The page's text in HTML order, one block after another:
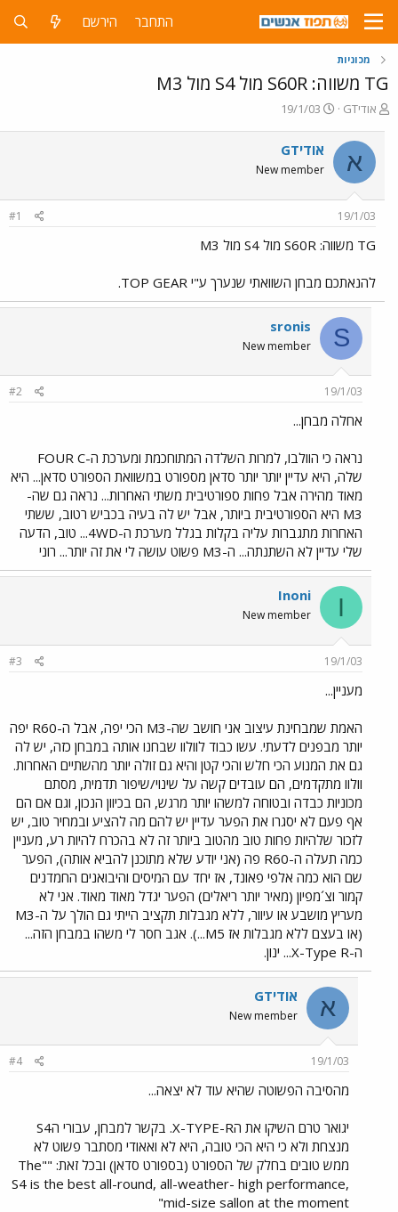
התחבר הירשם
מכוניות
TG משווה: S60R מול S4 מול M3
פ
ח
ה
ו
ש
אודיGT
פ
ס
ם
ת
י
19/1/03
א אודיGT
New member
19/1/03
#1
TG משווה: S60R מול S4 מול M3
להנאתכם מבחן השוואתי שנערך ע"י TOP GEAR.
S
sronis
New member
19/1/03
#2
אחלה מבחן...
נראה כי הוולבו, למרות השלדה המתוחכמת ומערכת ה-FOUR C
שלה, היא עדיין יותר יותר סדאן מספורט במשוואת הספורט סדאן... היא
מאוד מהירה אבל פחות ספורטיבית משתי האחרות... נראה גם שה-
M3 היא הספורטיבית ביותר, אבל יש לה בעיה בכביש רטוב, ששתי
האחרות מתגברות עליה בקלות בגלל מערכת ה-4WD... טוב, הדעה
שלי עדיין לא השתנתה... ה-M3 פשוט עושה לי את זה יותר... רוני
I
Inoni
New member
19/1/03
#3
מעניין...
האמת שמבחינת עיצוב אני חושב שה-M3 הכי יפה, אבל ה-R60 יפה
יותר מבפנים לדעתי. עשו כבוד לוולוו שבחנו אותה במבחן כזה, יש לה
גם את המנוע הכי חלש והכי קטן והיא גם זולה יותר מהשתיים האחרות.
וולוו מתקדמים, הם עובדים קשה על שינוי/שיפור תדמית, מסתם
מכוניות כבדה ובטוחה למשהו יותר מרגש, הם בכיוון הנכון, וגם אם הם
אף פעם לא יסגרו את הפער עדיין יש להם מה להציע ובמחיר טוב, יש
לזכור שלהיות פחות טוב מהטוב ביותר זה לא בהכרח להיות רע, מעניין
כמה תעלה ה-R60 פה (אני יודע שלא מתוכנן להביא אותה), הפער
שם הוא כמה אלפי פאונד, אז יחד עם המיסים והיבואנים החמדנים
קמור וצ´מפיון (מאיר יותר ריאלים) הפער יגדל מאוד מאוד. אני לא
מעריץ מושבע או עיוור, ללא מגבלות תקציב הייתי גם הולך על ה-M3
(או בעצם ללא מגבלות אז M5...). אגב חסר לי משהו במבחן הזה...
ה-X-Type R... ינון.
א אודיGT
New member
19/1/03
#4
מהסיבה הפשוטה שהיא עוד לא יצאה...
יגואר טרם השיקו את הX-TYPE-R. בקשר למבחן, עבורי הS4
מנצחת ולא כי היא הכי טובה, היא לא ואאודי מסתבר פשוט לא
ממש טובים בחלק של הספורט (בספורט סדאן) ובכל זאת: ""The
S4 is the best all-round, all-weather- high performance,
mid-size sallon at the moment"